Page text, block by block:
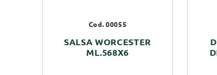
Cod. 00055
SALSA WORCESTER
ML.568X6